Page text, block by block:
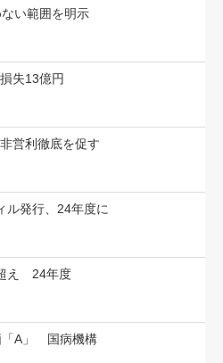
い範囲を明示
失13億円
営利徹底を促す
ル発行、24年度に
え 24年度
「A」 国病機構